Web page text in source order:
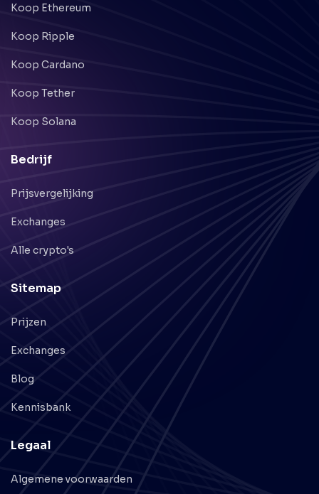
Koop Ethereum
Koop Ripple
Koop Cardano
Koop Tether
Koop Solana
Bedrijf
Prijsvergelijking
Exchanges
Alle crypto's
Sitemap
Prijzen
Exchanges
Blog
Kennisbank
Legaal
Algemene voorwaarden